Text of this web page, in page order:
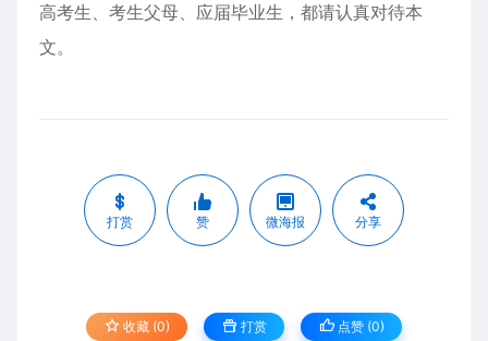
高考生、考生父母、应届毕业生，都请认真对待本
文。
打赏 赞 微海报 分享
收藏 (0) 打赏 点赞 (0)